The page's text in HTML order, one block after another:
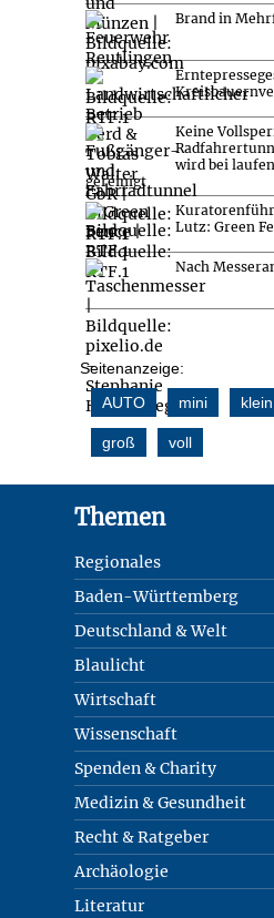
Brand in
Keine
wird bei
gereinigt
Lutz: Green
Nach
Seitenanzeige:
AUTO
mini klein
groß voll
Themen
Regionales
Baden-Württemberg
Deutschland & Welt
Blaulicht
Wirtschaft
Wissenschaft
Spenden & Charity
Medizin & Gesundheit
Recht & Ratgeber
Archäologie
Literatur